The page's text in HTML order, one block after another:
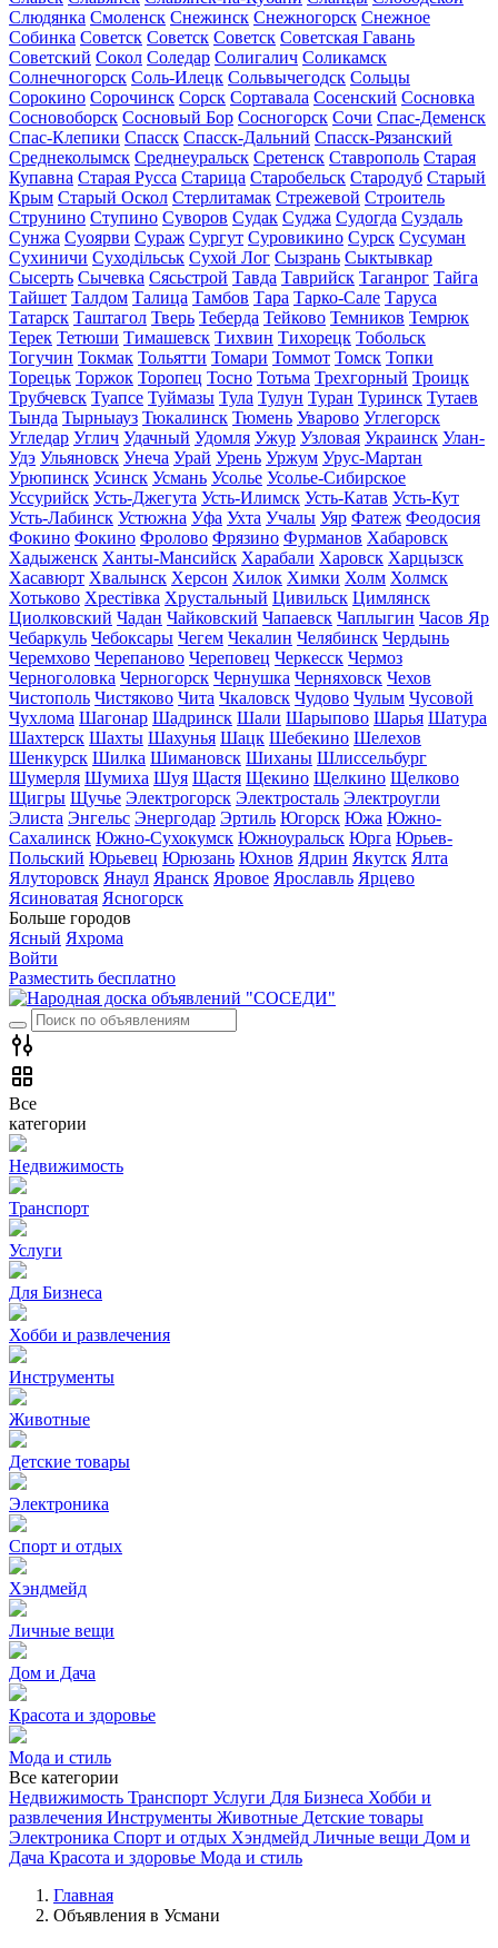
Слюдянка Смоленск Снежинск Снежногорск Снежное
Собинка Советск Советск Советск Советская Гавань
Советский Сокол Соледар Солигалич Соликамск
Солнечногорск Соль-Илецк Сольвычегодск Сольцы
Сорокино Сорочинск Сорск Сортавала Сосенский Сосновка
Сосновоборск Сосновый Бор Сосногорск Сочи Спас-Деменск
Спас-Клепики Спасск Спасск-Дальний Спасск-Рязанский
Среднеколымск Среднеуральск Сретенск Ставрополь Старая
Купавна Старая Русса Старица Старобельск Стародуб Старый
Крым Старый Оскол Стерлитамак Стрежевой Строитель
Струнино Ступино Суворов Судак Суджа Судогда Суздаль
Сунжа Суоярви Сураж Сургут Суровикино Сурск Сусуман
Сухиничи Суходільськ Сухой Лог Сызрань Сыктывкар
Сысерть Сычевка Сясьстрой Тавда Таврийск Таганрог Тайга
Тайшет Талдом Талица Тамбов Тара Тарко-Сале Таруса
Татарск Таштагол Тверь Теберда Тейково Темников Темрюк
Терек Тетюши Тимашевск Тихвин Тихорецк Тобольск
Тогучин Токмак Тольятти Томари Томмот Томск Топки
Торецьк Торжок Торопец Тосно Тотьма Трехгорный Троицк
Трубчевск Туапсе Туймазы Тула Тулун Туран Туринск Тутаев
Тында Тырныауз Тюкалинск Тюмень Уварово Углегорск
Угледар Углич Удачный Удомля Ужур Узловая Украинск Улан-
Удэ Ульяновск Унеча Урай Урень Уржум Урус-Мартан
Урюпинск Усинск Усмань Усолье Усолье-Сибирское
Уссурийск Усть-Джегута Усть-Илимск Усть-Катав Усть-Кут
Усть-Лабинск Устюжна Уфа Ухта Учалы Уяр Фатеж Феодосия
Фокино Фокино Фролово Фрязино Фурманов Хабаровск
Хадыженск Ханты-Мансийск Харабали Харовск Харцызск
Хасавюрт Хвалынск Херсон Хилок Химки Холм Холмск
Хотьково Хрестівка Хрустальный Цивильск Цимлянск
Циолковский Чадан Чайковский Чапаевск Чаплыгин Часов Яр
Чебаркуль Чебоксары Чегем Чекалин Челябинск Чердынь
Черемхово Черепаново Череповец Черкесск Чермоз
Черноголовка Черногорск Чернушка Черняховск Чехов
Чистополь Чистяково Чита Чкаловск Чудово Чулым Чусовой
Чухлома Шагонар Шадринск Шали Шарыпово Шарья Шатура
Шахтерск Шахты Шахунья Шацк Шебекино Шелехов
Шенкурск Шилка Шимановск Шиханы Шлиссельбург
Шумерля Шумиха Шуя Щастя Щекино Щелкино Щелково
Щигры Щучье Электрогорск Электросталь Электроугли
Элиста Энгельс Энергодар Эртиль Югорск Южа Южно-
Сахалинск Южно-Сухокумск Южноуральск Юрга Юрьев-
Польский Юрьевец Юрюзань Юхнов Ядрин Якутск Ялта
Ялуторовск Янаул Яранск Яровое Ярославль Ярцево
Ясиноватая Ясногорск
Больше городов
Ясный Яхрома
Войти
Разместить бесплатно
Все
категории
Недвижимость
Транспорт
Услуги
Для Бизнеса
Хобби и развлечения
Инструменты
Животные
Детские товары
Электроника
Спорт и отдых
Хэндмейд
Личные вещи
Дом и Дача
Красота и здоровье
Мода и стиль
Все категории
Недвижимость Транспорт Услуги Для Бизнеса Хобби и
развлечения Инструменты Животные Детские товары
Электроника Спорт и отдых Хэндмейд Личные вещи Дом и
Дача Красота и здоровье Мода и стиль
Главная
Объявления в Усмани